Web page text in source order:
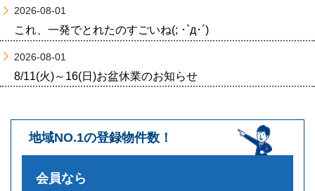
2026-08-01
これ、一発でとれたのすごいね(; ･`д･´)
2026-08-01
8/11(火)～16(日)お盆休業のお知らせ
地域NO.1の登録物件数！
会員なら